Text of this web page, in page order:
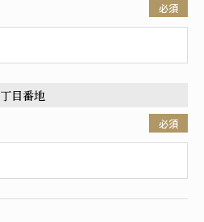
必須
丁目番地
必須